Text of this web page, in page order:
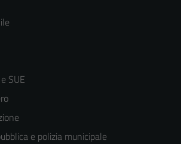
SUE
e polizia municipale